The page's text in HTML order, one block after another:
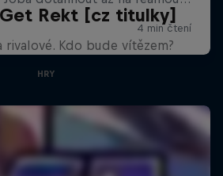
Rekt [cz titulky]
rivalové. Kdo bude vítězem?
HRY